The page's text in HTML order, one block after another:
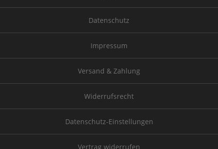
Datenschutz
Impressum
Versand & Zahlung
Widerrufsrecht
Datenschutz-Einstellungen
Vertrag widerrufen